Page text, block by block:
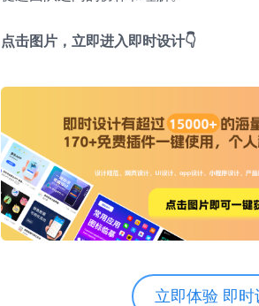
点击图片，立即进入即时设计👇
立即体验 即时